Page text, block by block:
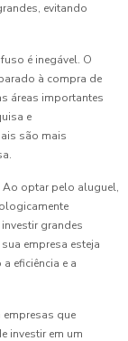
evitando
é inegável. O
à compra de
áreas importantes
e
são mais
Ao optar pelo aluguel,
grandes
empresa esteja
eficiência e a
que
investir em um